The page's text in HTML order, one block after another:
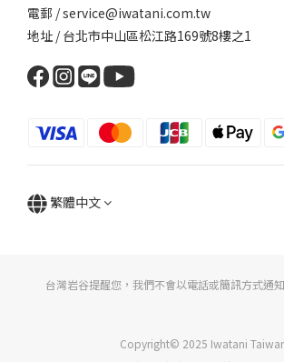
電郵 / service@iwatani.com.tw
地址 / 台北市中山區松江路169號8樓之1
繁體中文
台灣岩谷提醒您，我們不會以電話或簡訊方式通
Copyright© 2025 Iwatani